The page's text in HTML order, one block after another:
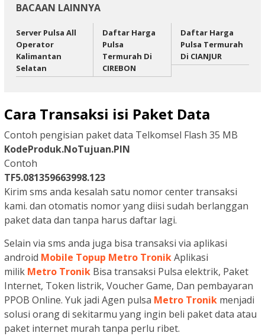
BACAAN LAINNYA
Server Pulsa All
Operator
Kalimantan
Selatan
Daftar Harga
Pulsa
Termurah Di
CIREBON
Daftar Harga
Pulsa Termurah
Di CIANJUR
Cara Transaksi isi Paket Data
Contoh pengisian paket data Telkomsel Flash 35 MB
KodeProduk.NoTujuan.PIN
Contoh
TF5.081359663998.123
Kirim sms anda kesalah satu nomor center transaksi
kami. dan otomatis nomor yang diisi sudah berlanggan
paket data dan tanpa harus daftar lagi.
Selain via sms anda juga bisa transaksi via aplikasi
android Mobile Topup Metro TronikAplikasi
milik Metro Tronik Bisa transaksi Pulsa elektrik, Paket
Internet, Token listrik, Voucher Game, Dan pembayaran
PPOB Online. Yuk jadi Agen pulsa Metro Tronik menjadi
solusi orang di sekitarmu yang ingin beli paket data atau
paket internet murah tanpa perlu ribet.